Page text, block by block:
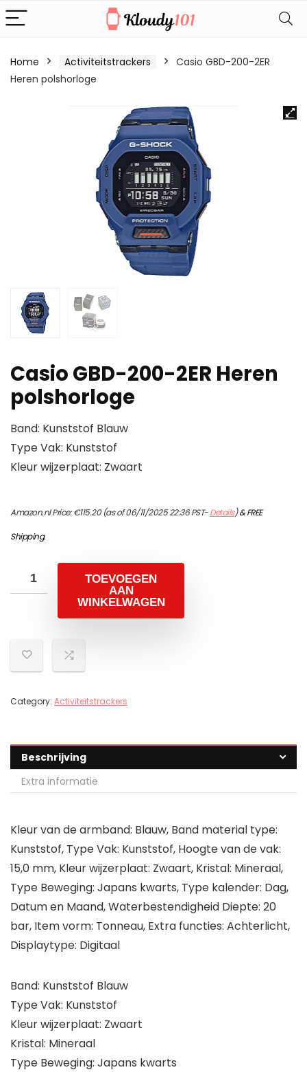
Home Activiteitstrackers
Casio GBD-200-2ER
Heren polshorloge
Casio GBD-200-2ER Heren
polshorloge
Band: Kunststof Blauw
Type Vak: Kunststof
Kleur wijzerplaat: Zwaart
Amazon.nl Price:€115.20(as of 06/11/2025 22:36 PST-Details)&FREE
Shipping.
TOEVOEGEN
AAN
WINKELWAGEN
Category: Activiteitstrackers
Beschrijving
Extra informatie
Kleur van de armband: Blauw, Band material type:
Kunststof, Type Vak: Kunststof, Hoogte van de vak:
15,0 mm, Kleur wijzerplaat: Zwaart, Kristal: Mineraal,
Type Beweging: Japans kwarts, Type kalender: Dag,
Datum en Maand, Waterbestendigheid Diepte: 20
bar, Item vorm: Tonneau, Extra functies: Achterlicht,
Displaytype: Digitaal
Band: Kunststof Blauw
Type Vak: Kunststof
Kleur wijzerplaat: Zwaart
Kristal: Mineraal
Type Beweging: Japans kwarts